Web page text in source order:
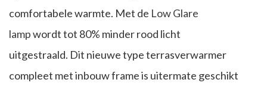
comfortabele warmte. Met de Low Glare
lampwordt tot 80% minder rood licht
uitgestraald. Dit nieuwe type terrasverwarmer
compleet met inbouw frame is uitermate geschikt